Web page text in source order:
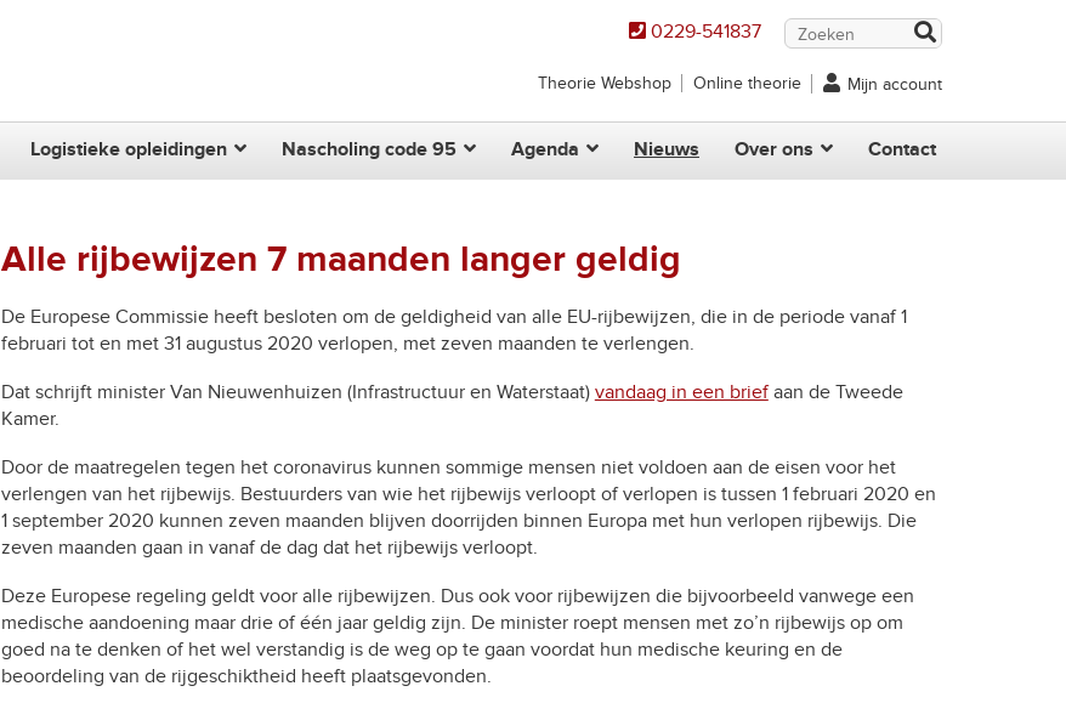
0229-541837
Theorie Webshop Online theorie Mijn account
Logistieke opleidingen Nascholing code 95 Agenda Nieuws Over ons Contact
Alle rijbewijzen 7 maanden langer geldig
De Europese Commissie heeft besloten om de geldigheid van alle EU-rijbewijzen, die in de periode vanaf 1
februari tot en met 31 augustus 2020 verlopen, met zeven maanden te verlengen.
Dat schrijft minister Van Nieuwenhuizen (Infrastructuur en Waterstaat) vandaag in een briefaan de Tweede
Kamer.
Door de maatregelen tegen het coronavirus kunnen sommige mensen niet voldoen aan de eisen voor het
verlengen van het rijbewijs. Bestuurders van wie het rijbewijs verloopt of verlopen is tussen 1 februari 2020 en
1 september 2020 kunnen zeven maanden blijven doorrijden binnen Europa met hun verlopen rijbewijs. Die
zeven maanden gaan in vanaf de dag dat het rijbewijs verloopt.
Deze Europese regeling geldt voor alle rijbewijzen. Dus ook voor rijbewijzen die bijvoorbeeld vanwege een
medische aandoening maar drie of één jaar geldig zijn. De minister roept mensen met zo’n rijbewijs op om
goed na te denken of het wel verstandig is de weg op te gaan voordat hun medische keuring en de
beoordeling van de rijgeschiktheid heeft plaatsgevonden.